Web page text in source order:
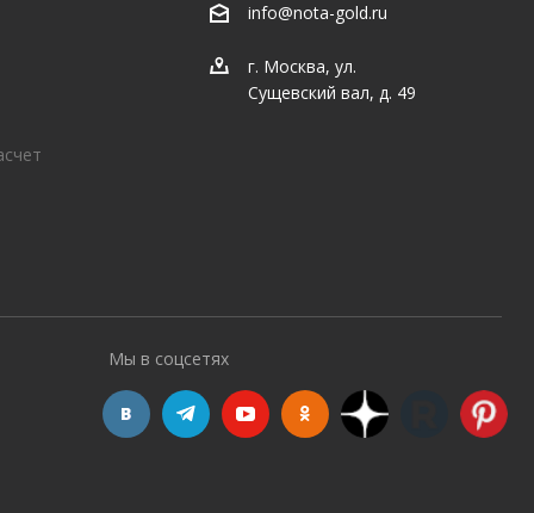
info@nota-gold.ru
г. Москва, ул.
Сущевский вал, д. 49
Мы в соцсетях